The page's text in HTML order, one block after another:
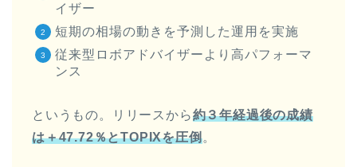
イザー
短期の相場の動きを予測した運用を実施
従来型ロボアドバイザーより高パフォーマ
ンス
というもの。リリースから約３年経過後の成績
は＋47.72％とTOPIXを圧倒。